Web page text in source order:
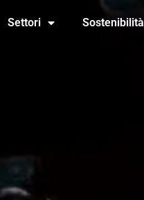
Settori Sostenibilità